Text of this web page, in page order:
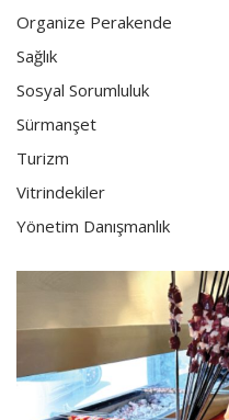
Organize Perakende
Sağlık
Sosyal Sorumluluk
Sürmanşet
Turizm
Vitrindekiler
Yönetim Danışmanlık